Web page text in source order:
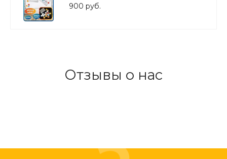
круглые разноцветные 30шт. арт.
900 руб.
Отзывы о нас